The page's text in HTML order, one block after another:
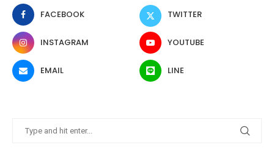
FACEBOOK TWITTER
INSTAGRAM YOUTUBE
EMAIL LINE